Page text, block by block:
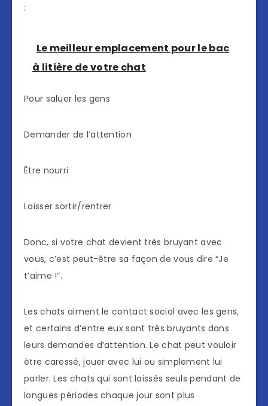
:
Le meilleur emplacement pour le bac
à litière de votre chat
Pour saluer les gens
Demander de l’attention
Être nourri
Laisser sortir/rentrer
Donc, si votre chat devient très bruyant avec
vous, c’est peut-être sa façon de vous dire “Je
t’aime !”.
Les chats aiment le contact social avec les gens,
et certains d’entre eux sont très bruyants dans
leurs demandes d’attention. Le chat peut vouloir
être caressé, jouer avec lui ou simplement lui
parler. Les chats qui sont laissés seuls pendant de
longues périodes chaque jour sont plus